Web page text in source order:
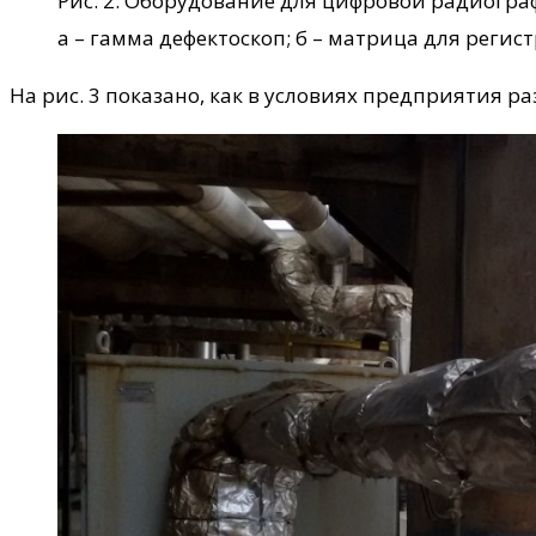
а – гамма дефектоскоп; б – матрица для
На рис. 3 показано, как в условиях предприятия